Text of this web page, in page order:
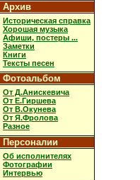
Архив
Историческая справка
Хорошая музыка
Афиши, постеры ...
Заметки
Книги
Тексты песен
Фотоальбом
От Д.Анискевича
От Е.Гиршева
От В.Окунева
От Я.Фролова
Разное
Персоналии
Об исполнителях
Фотографии
Интервью